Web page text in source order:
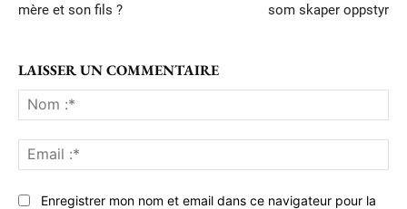
mère et son fils ?
som skaper oppstyr
LAISSER UN COMMENTAIRE
:*
:*
Enregistrer mon nom et email dans ce navigateur pour la